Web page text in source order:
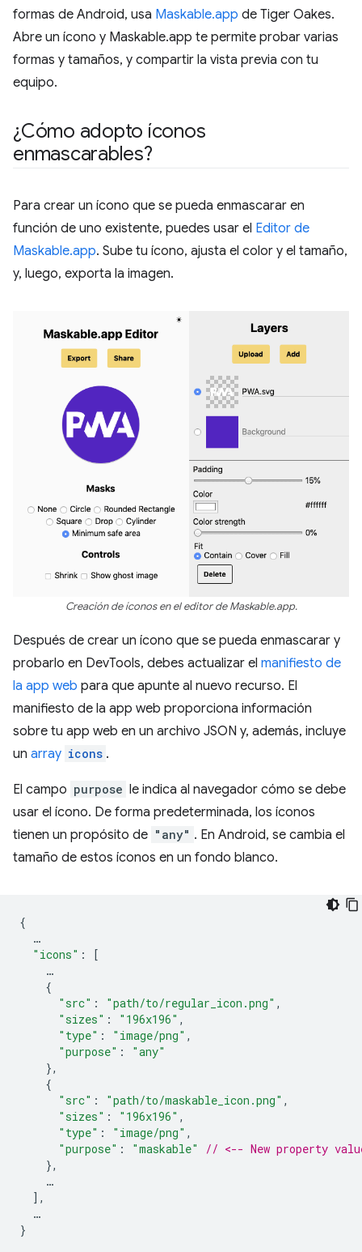
formas de Android, usa Maskable.app de Tiger Oakes.
Abre un ícono y Maskable.app te permite probar varias
formas y tamaños, y compartir la vista previa con tu
equipo.
¿Cómo adopto íconos
enmascarables?
Para crear un ícono que se pueda enmascarar en
función de uno existente, puedes usar el Editor de
Maskable.app. Sube tu ícono, ajusta el color y el tamaño,
y, luego, exporta la imagen.
Creación de íconos en el editor de Maskable.app.
Después de crear un ícono que se pueda enmascarar y
probarlo en DevTools, debes actualizar el manifiesto de
la app web para que apunte al nuevo recurso. El
manifiesto de la app web proporciona información
sobre tu app web en un archivo JSON y, además, incluye
un array icons .
El campo purpose le indica al navegador cómo se debe
usar el ícono. De forma predeterminada, los íconos
tienen un propósito de "any" . En Android, se cambia el
tamaño de estos íconos en un fondo blanco.
{
…
"icons" :
[
…
{
"src" : "path/to/regular_icon.png" ,
"sizes" : "196x196" ,
"type" : "image/png" ,
"purpose" :
"any"
},
{
"src" : "path/to/maskable_icon.png" ,
"sizes" : "196x196" ,
"type" : "image/png" ,
"purpose" : "maskable"
// <-- New property
},
…
],
…
}